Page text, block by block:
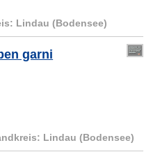
Lindau (Bodensee)
garni
Lindau (Bodensee)